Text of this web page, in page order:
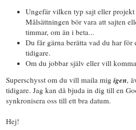
Ungefär vilken typ sajt eller projekt
Målsättningen bör vara att sajten
timmar, om än i beta...
Du får gärna berätta vad du har för
tidigare.
Om du jobbar själv eller vill
Superschysst om du vill maila mig igen,
tidigare. Jag kan då bjuda in dig till en
synkronisera oss till ett bra datum.
Hej!